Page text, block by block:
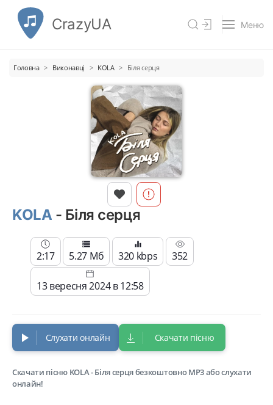
CrazyUA Меню
Головна Виконавці KOLA Біля серця
KOLA - Біля серця
2:17 5.27 Мб 320 kbps 352
13 вересня 2024 в 12:58
Слухати онлайн Скачати пісню
Скачати пісню KOLA - Біля серця безкоштовно MP3 або слухати
онлайн!